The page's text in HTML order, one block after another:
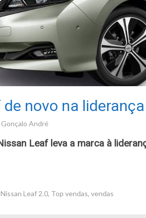
novo na liderança
Gonçalo André
Leaf leva a marca à
Nissan Leaf 2.0, Top vendas, vendas